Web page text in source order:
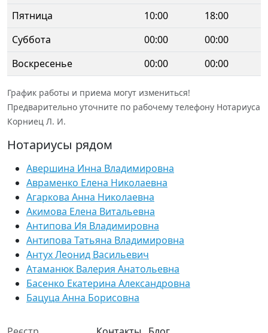
Пятница
10:00
18:00
Суббота
00:00
00:00
Воскресенье
00:00 00:00
График работы и приема могут измениться!
Предварительно уточните по рабочему телефону Нотариуса
Корниец Л. И.
Нотариусы рядом
Авершина Инна Владимировна
Авраменко Елена Николаевна
Агаркова Анна Николаевна
Акимова Елена Витальевна
Антипова Ия Владимировна
Антипова Татьяна Владимировна
Антух Леонид Васильевич
Атаманюк Валерия Анатольевна
Басенко Екатерина Александровна
Бацуца Анна Борисовна